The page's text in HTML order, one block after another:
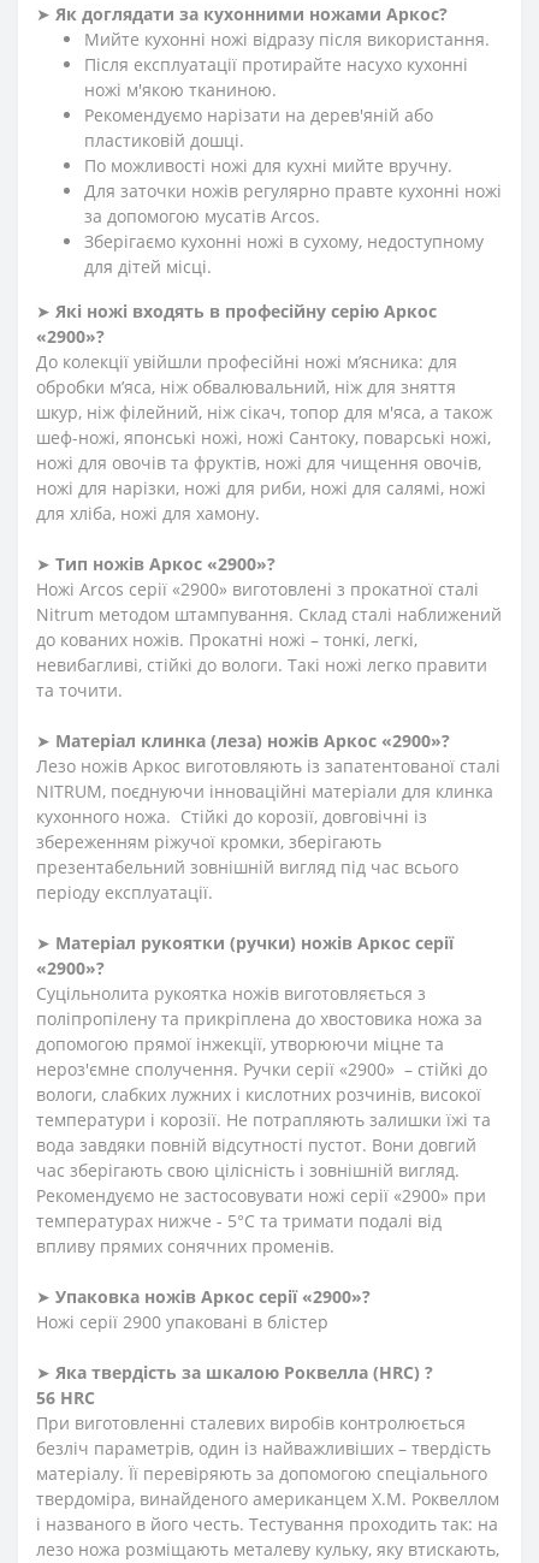
➤ Як доглядати за кухонними ножами Аркос?
Мийте кухонні ножі відразу після використання.
Після експлуатації протирайте насухо кухонні
ножі м'якою тканиною.
Рекомендуємо нарізати на дерев'яній або
пластиковій дошці.
По можливості ножі для кухні мийте вручну.
Для заточки ножів регулярно правте кухонні ножі
за допомогою мусатів Arcos.
Зберігаємо кухонні ножі в сухому, недоступному
для дітей місці.
➤ Які ножі входять в професійну серію Аркос
«2900»?
До колекції увійшли професійні ножі м’ясника: для
обробки м’яса, ніж обвалювальний, ніж для зняття
шкур, ніж філейний, ніж сікач, топор для м'яса, а також
шеф-ножі, японські ножі, ножі Сантоку, поварські ножі,
ножі для овочів та фруктів, ножі для чищення овочів,
ножі для нарізки, ножі для риби, ножі для салямі, ножі
для хліба, ножі для хамону.
➤ Тип ножів Аркос «2900»?
Ножі Arcos серії «2900» виготовлені з прокатної сталі
Nitrum методом штампування. Склад сталі наближений
до кованих ножів. Прокатні ножі – тонкі, легкі,
невибагливі, стійкі до вологи. Такі ножі легко правити
та точити.
➤ Матеріал клинка (леза) ножів Аркос «2900»?
Лезо ножів Аркос виготовляють із запатентованої сталі
NITRUM, поєднуючи інноваційні матеріали для клинка
кухонного ножа. Стійкі до корозії, довговічні із
збереженням ріжучої кромки, зберігають
презентабельний зовнішній вигляд під час всього
періоду експлуатації.
➤ Матеріал рукоятки (ручки) ножів Аркос серії
«2900»?
Суцільнолита рукоятка ножів виготовляється з
поліпропілену та прикріплена до хвостовика ножа за
допомогою прямої інжекції, утворюючи міцне та
нероз'ємне сполучення. Ручки серії «2900» – стійкі до
вологи, слабких лужних і кислотних розчинів, високої
температури і корозії. Не потрапляють залишки їжі та
вода завдяки повній відсутності пустот. Вони довгий
час зберігають свою цілісність і зовнішній вигляд.
Рекомендуємо не застосовувати ножі серії «2900» при
температурах нижче - 5°С та тримати подалі від
впливу прямих сонячних променів.
➤ Упаковка ножів Аркос серії «2900»?
Ножі серії 2900 упаковані в блістер
➤ Яка твердість за шкалою Роквелла (HRC) ?
56 HRC
При виготовленні сталевих виробів контролюється
безліч параметрів, один із найважливіших – твердість
матеріалу. Її перевіряють за допомогою спеціального
твердоміра, винайденого американцем Х.М. Роквеллом
і названого в його честь. Тестування проходить так: на
лезо ножа розміщають металеву кульку, яку втискають,